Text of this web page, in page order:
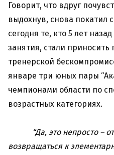
Говорит, что вдруг
выдохнув, снова покатил
сегодня те, кто 5 лет
занятия, стали
тренерской
январе три юных пары
чемпионами области по
возрастных категориях.
“Да, это непросто – от
возвращаться к